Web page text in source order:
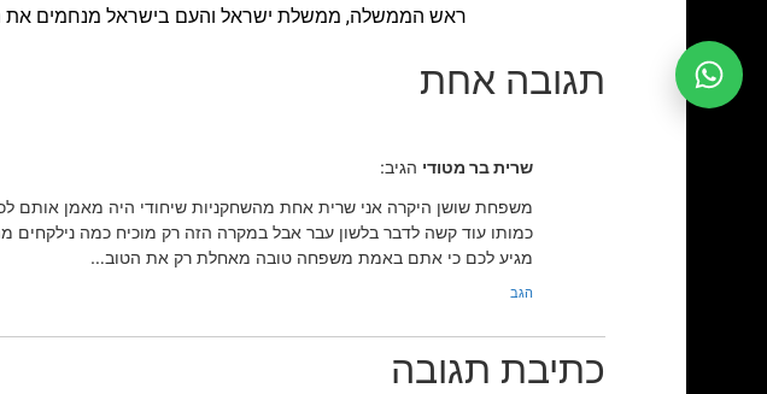
ראש הממשלה, ממשלת ישראל והעם בישראל מנחמים את
תגובה אחת
שרית בר מטודי הגיב:
משפחת שושן היקרה אני שרית אחת מהשחקניות שיחודי היה מאמן אותם
כמותו עוד קשה לדבר בלשון עבר אבל במקרה הזה רק מוכיח כמה נילקחים
מגיע לכם כי אתם באמת משפחה טובה מאחלת רק את הטוב…
הגב
כתיבת תגובה